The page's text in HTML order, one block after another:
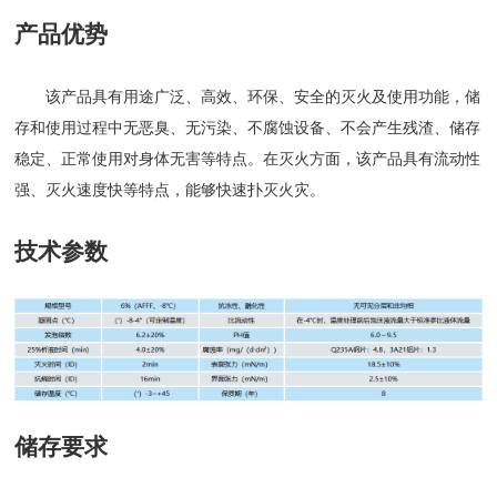
产品优势
该产品具有用途广泛、高效、环保、安全的灭火及使用功能，储
存和使用过程中无恶臭、无污染、不腐蚀设备、不会产生残渣、储存
稳定、正常使用对身体无害等特点。在灭火方面，该产品具有流动性
强、灭火速度快等特点，能够快速扑灭火灾。
技术参数
储存要求